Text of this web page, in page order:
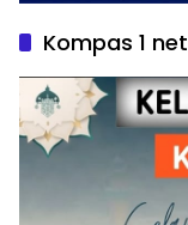
Kompas 1 net